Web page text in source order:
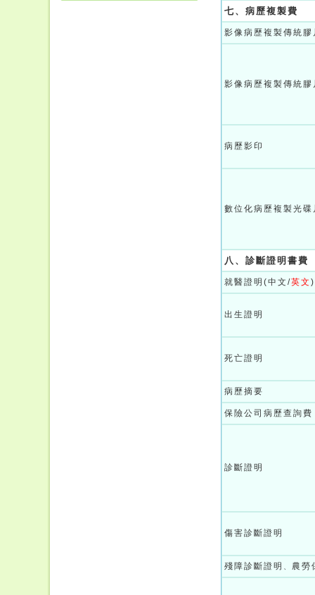
七、病歷複製費
影像病歷複製傳統
影像病歷複製傳統
病歷影印
數位化病歷複製光
八、診斷證明書費
就醫證明(中文/英文)
出生證明
死亡證明
病歷摘要
保險公司病歷查詢費
診斷證明
傷害診斷證明
殘障診斷證明 農勞